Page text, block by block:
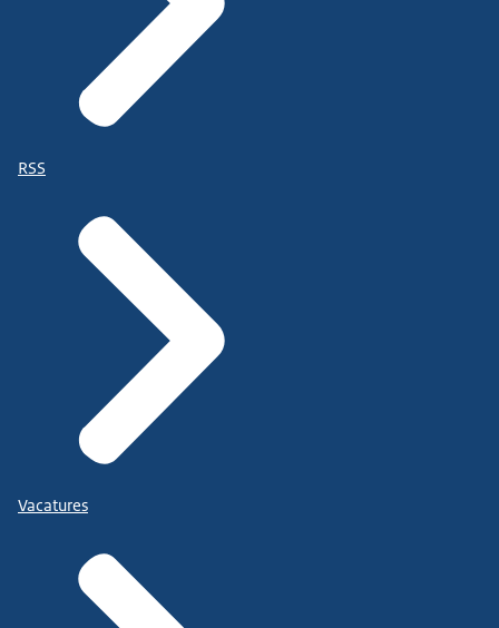
RSS
Vacatures